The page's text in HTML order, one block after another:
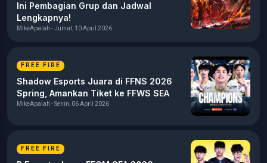
Ini Pembagian Grup dan Jadwal
Lengkapnya!
MikeApalah - Jumat, 10 April 2026
FREE FIRE
Shadow Esports Juara di FFNS 2026
Spring, Amankan Tiket ke FFWS SEA
MikeApalah - Senin, 06 April 2026
FREE FIRE